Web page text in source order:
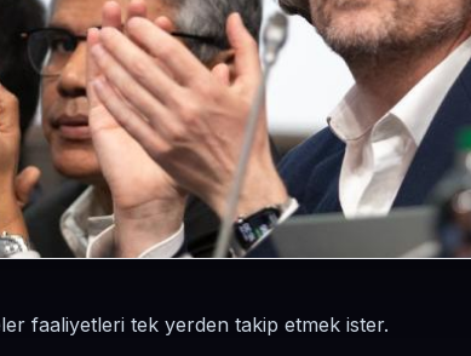
faaliyetleri tek yerden takip etmek ister.